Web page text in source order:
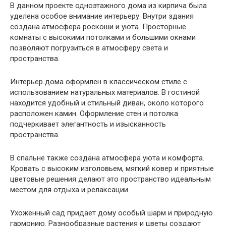
В данном проекте одноэтажного дома из кирпича была
уделена особое внимание интерьеру. Внутри здания
создана атмосфера роскоши и уюта. Просторные
комнаты с высокими потолками и большими окнами
позволяют погрузиться в атмосферу света и
пространства.
Интерьер дома оформлен в классическом стиле с
использованием натуральных материалов. В гостиной
находится удобный и стильный диван, около которого
расположен камин. Оформление стен и потолка
подчеркивает элегантность и изысканность
пространства.
В спальне также создана атмосфера уюта и комфорта.
Кровать с высоким изголовьем, мягкий ковер и приятные
цветовые решения делают это пространство идеальным
местом для отдыха и релаксации.
Ухоженный сад придает дому особый шарм и природную
гармонию. Разнообразные растения и цветы создают